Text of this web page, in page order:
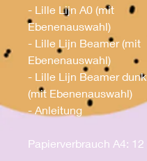
- Lille Lijn A0 (mit
Ebenenauswahl)
- Lille Lijn Beamer (mit
Ebenenauswahl)
- Lille Lijn Beamer
(mit Ebenenauswahl)
- Anleitung
Papierverbrauch A4: 12